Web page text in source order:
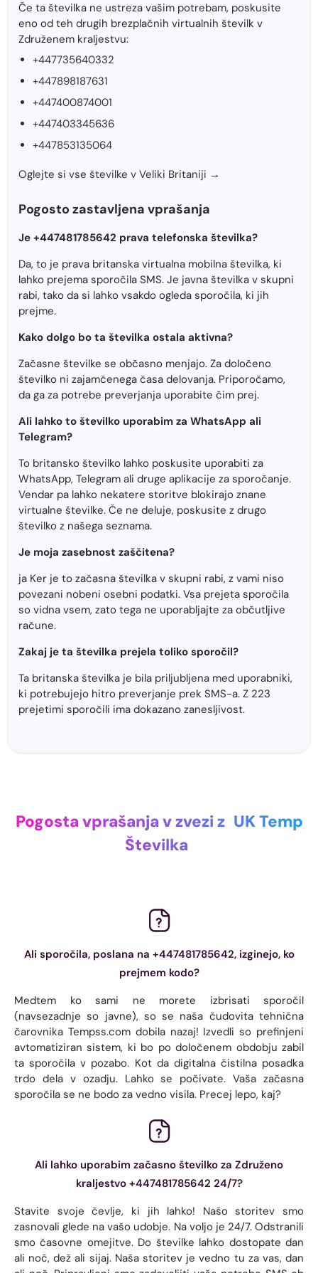
Če ta številka ne ustreza vašim potrebam, poskusite
eno od teh drugih brezplačnih virtualnih številk v
Združenem kraljestvu:
+447735640332
+447898187631
+447400874001
+447403345636
+447853135064
Oglejte si vse številke v Veliki Britaniji →
Pogosto zastavljena vprašanja
Je +447481785642 prava telefonska številka?
Da, to je prava britanska virtualna mobilna številka, ki
lahko prejema sporočila SMS. Je javna številka v skupni
rabi, tako da si lahko vsakdo ogleda sporočila, ki jih
prejme.
Kako dolgo bo ta številka ostala aktivna?
Začasne številke se občasno menjajo. Za določeno
številko ni zajamčenega časa delovanja. Priporočamo,
da ga za potrebe preverjanja uporabite čim prej.
Ali lahko to številko uporabim za WhatsApp ali
Telegram?
To britansko številko lahko poskusite uporabiti za
WhatsApp, Telegram ali druge aplikacije za sporočanje.
Vendar pa lahko nekatere storitve blokirajo znane
virtualne številke. Če ne deluje, poskusite z drugo
številko z našega seznama.
Je moja zasebnost zaščitena?
ja Ker je to začasna številka v skupni rabi, z vami niso
povezani nobeni osebni podatki. Vsa prejeta sporočila
so vidna vsem, zato tega ne uporabljajte za občutljive
račune.
Zakaj je ta številka prejela toliko sporočil?
Ta britanska številka je bila priljubljena med uporabniki,
ki potrebujejo hitro preverjanje prek SMS-a. Z 223
prejetimi sporočili ima dokazano zanesljivost.
Pogosta vprašanja v zvezi z UK Temp
Številka
Ali sporočila, poslana na +447481785642, izginejo, ko
prejmem kodo?
Medtem ko sami ne morete izbrisati sporočil
(navsezadnje so javne), so se naša čudovita tehnična
čarovnika Tempss.com dobila nazaj! Izvedli so prefinjeni
avtomatiziran sistem, ki bo po določenem obdobju zabil
ta sporočila v pozabo. Kot da digitalna čistilna posadka
trdo dela v ozadju. Lahko se počivate. Vaša začasna
sporočila se ne bodo za vedno visila. Precej lepo, kaj?
Ali lahko uporabim začasno številko za Združeno
kraljestvo +447481785642 24/7?
Stavite svoje čevlje, ki jih lahko! Našo storitev smo
zasnovali glede na vašo udobje. Na voljo je 24/7. Odstranili
smo časovne omejitve. Do številke lahko dostopate dan
ali noč, dež ali sijaj. Naša storitev je vedno tu za vas, dan